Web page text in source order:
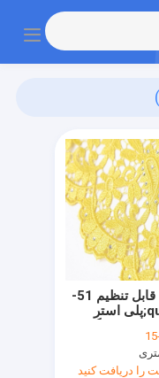
F50264 قابل تنظیم 51-
52 &quot;پلی استر
برای فروش
را دریافت کنید